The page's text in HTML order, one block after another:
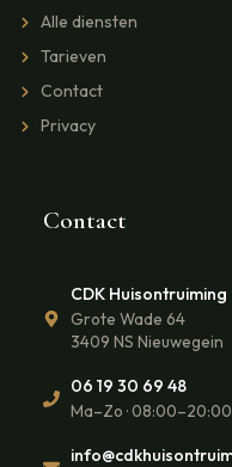
Alle diensten
Tarieven
Contact
Privacy
Contact
CDK Huisontruiming
Grote Wade 64
3409 NS Nieuwegein
06 19 30 69 48
Ma–Zo · 08:00–20:00